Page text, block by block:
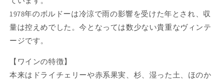
1978年のボルドーは冷涼で雨の影響を受けた年とされ、収
量は控えめでした。今となっては数少ない貴重なヴィンテ
ージです。
【ワインの特徴】
本来はドライチェリーや赤系果実、杉、湿った土、ほのか